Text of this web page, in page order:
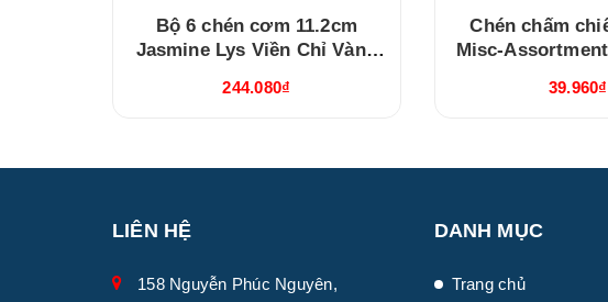
Bộ 6 chén cơm 11.2cm
Jasmine Lys Viền Chỉ Vàng
244.080₫
Chén chấm
Misc-
39.960₫
LIÊN HỆ
158 Nguyễn Phúc Nguyên,
DANH MỤC
Trang chủ